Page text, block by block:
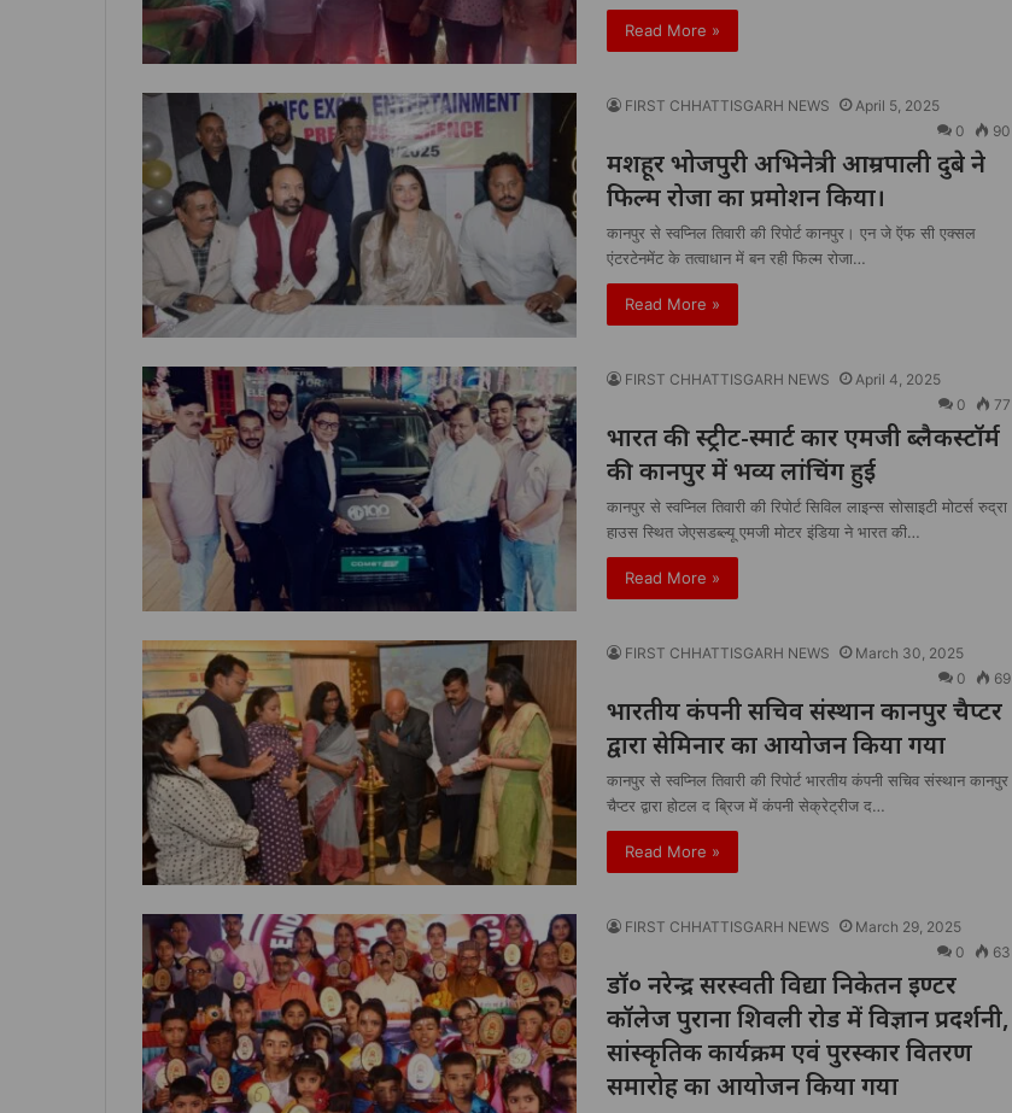
Read More »
FIRST CHHATTISGARH NEWS
April 5, 2025
0
90
मशहूर भोजपुरी अभिनेत्री आम्रपाली दुबे ने
फिल्म रोजा का प्रमोशन किया।
कानपुर से स्वप्निल तिवारी की रिपोर्ट कानपुर। एन जे ऍफ सी एक्सल
एंटरटेनमेंट के तत्वाधान में बन रही फिल्म रोजा…
Read More »
FIRST CHHATTISGARH NEWS
April 4, 2025
0
77
भारत की स्ट्रीट-स्मार्ट कार एमजी ब्लैकस्टॉर्म
की कानपुर में भव्य लांचिंग हुई
कानपुर से स्वप्निल तिवारी की रिपोर्ट सिविल लाइन्स सोसाइटी मोटर्स रुद्रा
हाउस स्थित जेएसडब्ल्यू एमजी मोटर इंडिया ने भारत की…
Read More »
FIRST CHHATTISGARH NEWS
March 30, 2025
0
69
भारतीय कंपनी सचिव संस्थान कानपुर चैप्टर
द्वारा सेमिनार का आयोजन किया गया
कानपुर से स्वप्निल तिवारी की रिपोर्ट भारतीय कंपनी सचिव संस्थान कानपुर
चैप्टर द्वारा होटल द ब्रिज में कंपनी सेक्रेट्रीज द…
Read More »
FIRST CHHATTISGARH NEWS
March 29, 2025
0
63
डॉ० नरेन्द्र सरस्वती विद्या निकेतन इण्टर
कॉलेज पुराना शिवली रोड में विज्ञान प्रदर्शनी,
सांस्कृतिक कार्यक्रम एवं पुरस्कार वितरण
समारोह का आयोजन किया गया